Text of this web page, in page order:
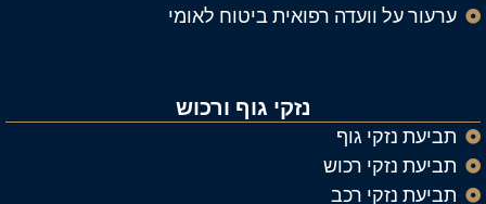
ערעור על וועדה רפואית ביטוח לאומי
נזקי גוף ורכוש
תביעת נזקי גוף
תביעת נזקי רכוש
תביעת נזקי רכב